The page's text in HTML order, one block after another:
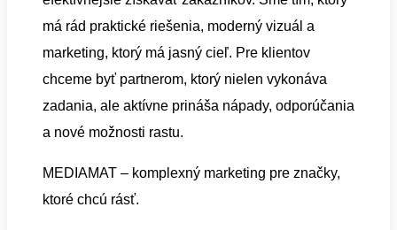
má rád praktické riešenia, moderný vizuál a
marketing, ktorý má jasný cieľ. Pre klientov
chceme byť partnerom, ktorý nielen vykonáva
zadania, ale aktívne prináša nápady, odporúčania
a nové možnosti rastu.
MEDIAMAT – komplexný marketing pre značky,
ktoré chcú rásť.